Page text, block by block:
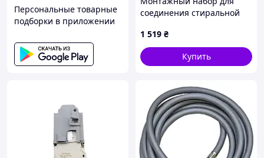
большинство продавцов)
• Проверка товара перед отправкой!
Остались вопросы?
Тел/Viber/Telegram 0935258673 Игорь
Персональные товарные
подборки в приложении
соединения стиральной
барабана Beko NPSKW
(7189731430)
1 519 ₴
Купить